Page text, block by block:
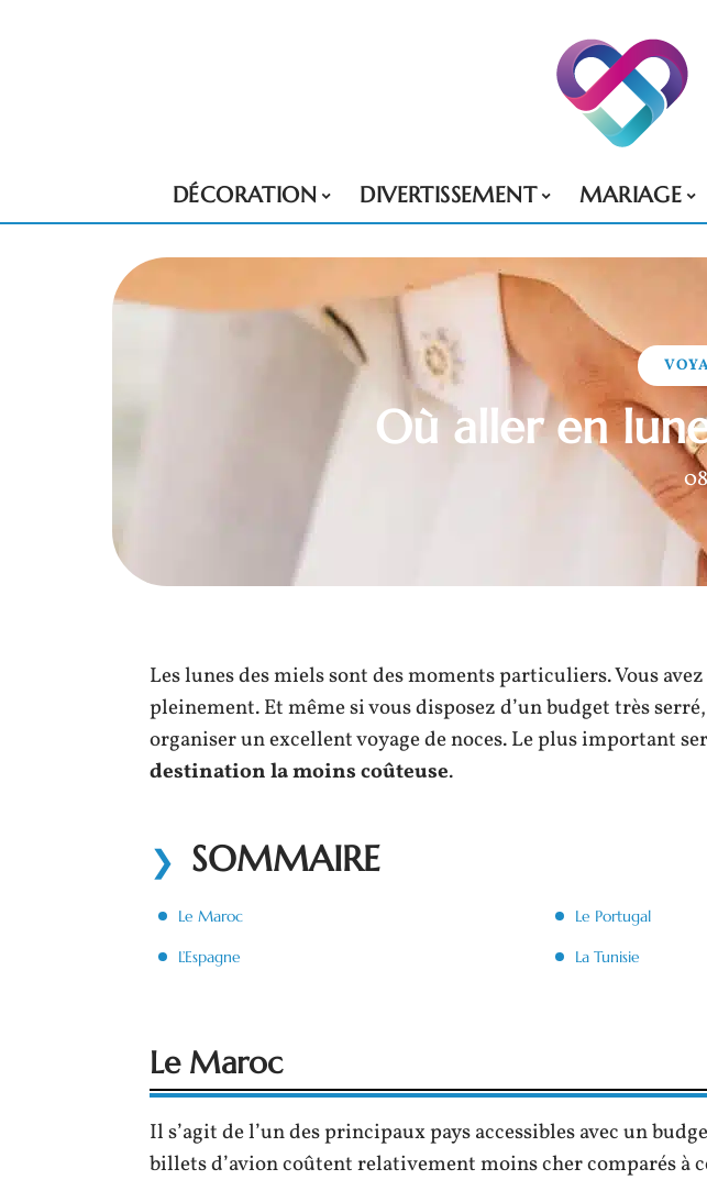
DÉCORATION DIVERTISSEMENT MARIAGE
Où aller en
Les lunes des miels sont des moments particuliers. Vous
pleinement. Et même si vous disposez d’un budget très
organiser un excellent voyage de noces. Le plus important
destination la moinscoûteuse.
SOMMAIRE
Le Maroc
L’Espagne
Le Portugal
La Tunisie
Le Maroc
Il s’agit de l’un des principaux pays accessibles avec un
billets d’avion coûtent relativement moins cher comparés à